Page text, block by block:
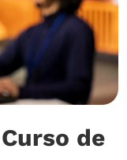
de